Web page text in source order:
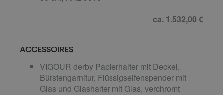
ca. 1.532,00 €
ACCESSOIRES
VIGOUR derby Papierhalter mit Deckel,
Bürstengarnitur, Flüssigseifenspender mit
Glas und Glashalter mit Glas, verchromt